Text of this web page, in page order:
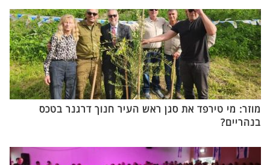
מוזר: מי טירפד את סגן ראש העיר חנוך דרגנר בטכס
בנהריים?